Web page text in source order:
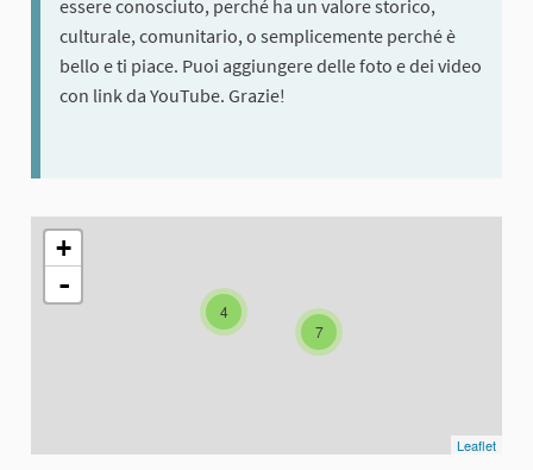
essere conosciuto, perché ha un valore storico,
culturale, comunitario, o semplicemente perché è
bello e ti piace. Puoi aggiungere delle foto e dei video
con link da YouTube. Grazie!
The following element is a map which presents the items on
7
4
+
-
Leaflet